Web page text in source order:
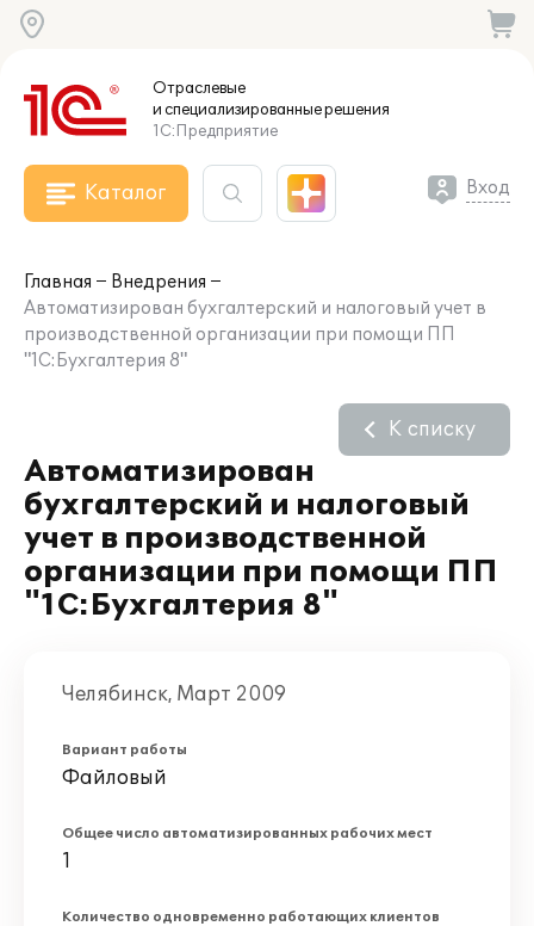
Отраслевые
и специализированныерешения
1С:Предприятие
Каталог Вход
Главная
Внедрения
Автоматизирован бухгалтерский и налоговый учет в
производственной организации при помощи ПП
"1С:Бухгалтерия 8"
Автоматизирован
бухгалтерский и налоговый
учет в производственной
организации при помощи ПП
"1С:Бухгалтерия 8"
К списку
Челябинск, Март 2009
Вариант работы
Файловый
Общее число автоматизированных рабочих мест
1
Количество одновременно работающих клиентов